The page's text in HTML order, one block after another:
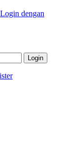
Login dengan